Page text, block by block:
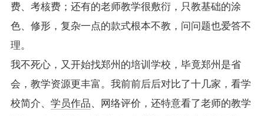
费、考核费；还有的老师教学很敷衍，只教基础的涂
色、修形，复杂一点的款式根本不教，问问题也爱答不
理。
我不死心，又开始找郑州的培训学校，毕竟郑州是省
会，教学资源更丰富。我前前后后对比了十几家，看学
校简介、 学员作品、网络评价，还特意看了老师的教学